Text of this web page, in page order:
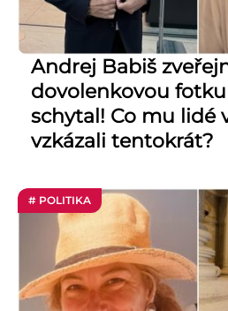
Andrej Babiš
dovolenkovou
schytal! Co mu lidé
vzkázali tentokrát?
# POLITIKA